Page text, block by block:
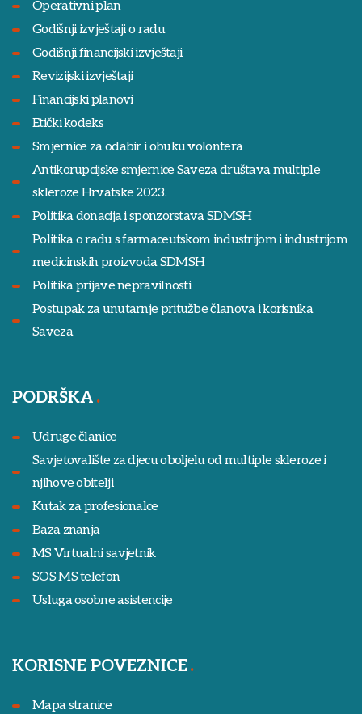
Operativni plan
Godišnji izvještaji o radu
Godišnji financijski izvještaji
Revizijski izvještaji
Financijski planovi
Etički kodeks
Smjernice za odabir i obuku volontera
Antikorupcijske smjernice Saveza društava multiple
skleroze Hrvatske 2023.
Politika donacija i sponzorstava SDMSH
Politika o radu s farmaceutskom industrijom i industrijom
medicinskih proizvoda SDMSH
Politika prijave nepravilnosti
Postupak za unutarnje pritužbe članova i korisnika
Saveza
PODRŠKA
Udruge članice
Savjetovalište za djecu oboljelu od multiple skleroze i
njihove obitelji
Kutak za profesionalce
Baza znanja
MS Virtualni savjetnik
SOS MS telefon
Usluga osobne asistencije
KORISNE POVEZNICE
Mapa stranice